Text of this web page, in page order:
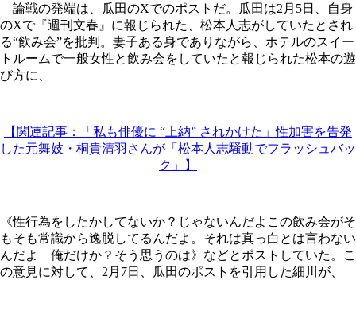
論戦の発端は、瓜田のXでのポストだ。瓜田は2月5日、自身
のXで『週刊文春』に報じられた、松本人志がしていたとされ
る“飲み会”を批判。妻子ある身でありながら、ホテルのスイー
トルームで一般女性と飲み会をしていたと報じられた松本の遊
び方に、
【関連記事：「私も俳優に “上納” されかけた」性加害を告発
した元舞妓・桐貴清羽さんが「松本人志騒動でフラッシュバッ
ク」】
《性行為をしたかしてないか？じゃないんだよこの飲み会がそ
もそも常識から逸脱してるんだよ。それは真っ白とは言わない
んだよ 俺だけか？そう思うのは》などとポストしていた。こ
の意見に対して、2月7日、瓜田のポストを引用した細川が、